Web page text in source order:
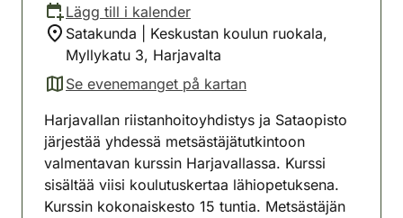
Lägg till i kalender
Satakunda | Keskustan koulun ruokala,
Myllykatu 3, Harjavalta
Se evenemanget på kartan
(avautuu uuteen välilehteen)
Harjavallan riistanhoitoyhdistys ja Sataopisto
järjestää yhdessä metsästäjätutkintoon
valmentavan kurssin Harjavallassa. Kurssi
sisältää viisi koulutuskertaa lähiopetuksena.
Kurssin kokonaiskesto 15 tuntia. Metsästäjän